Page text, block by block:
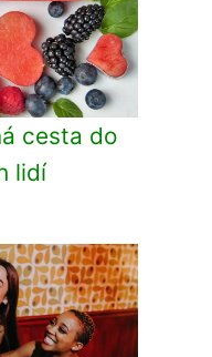
cesta do
lidí